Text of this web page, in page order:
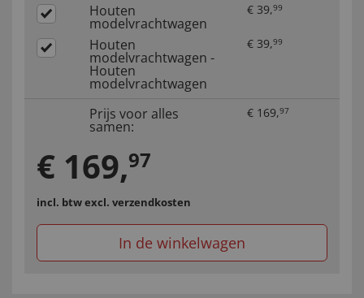
Houten
modelvrachtwagen
€ 39,99
Houten
modelvrachtwagen -
Houten
modelvrachtwagen
€ 39,99
Prijs voor alles
samen:
€ 169,97
€ 169,97
incl. btwexcl. verzendkosten
In de winkelwagen